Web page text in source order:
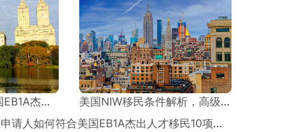
心标准（上）？
美国NIW移民条件解析，高级学位专业人士如何认定？
○ 申请人如何符合美国EB1A杰出人才移民10项核心标准（上）？